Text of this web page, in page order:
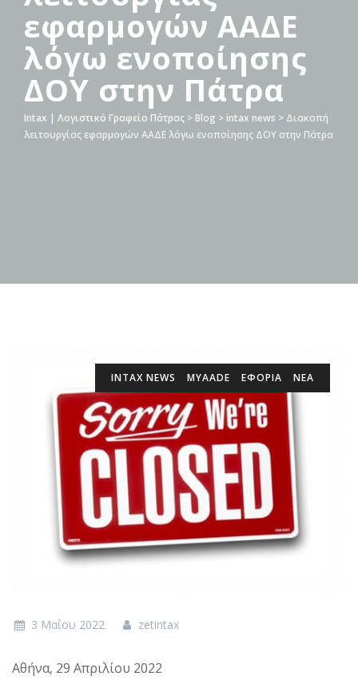
εφαρμογών ΑΑΔΕ
λόγω ενοποίησης
ΔΟΥ στην Πάτρα
Intax | Λογιστικό Γραφείο Πάτρας > Blog > intax news > Διακοπή
λειτουργίας εφαρμογών ΑΑΔΕ λόγω ενοποίησης ΔΟΥ στην Πάτρα
INTAX NEWS MYAADE ΕΦΟΡΙΑ ΝΕΑ
3 Μαΐου 2022 zetintax
Αθήνα, 29 Απριλίου 2022